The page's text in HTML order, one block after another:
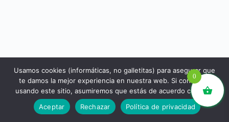
libros.eco © - Desde Barcelona para el mundo 💚 |
Devoluciones y reembolsos|Política de Privacidad
0
Usamos cookies (informáticas, no galletitas) para asegurar que
te damos la mejor experiencia en nuestra web. Si continúas
usando este sitio, asumiremos que estás de acuerdo con ello.
Aceptar
Rechazar Política de privacidad